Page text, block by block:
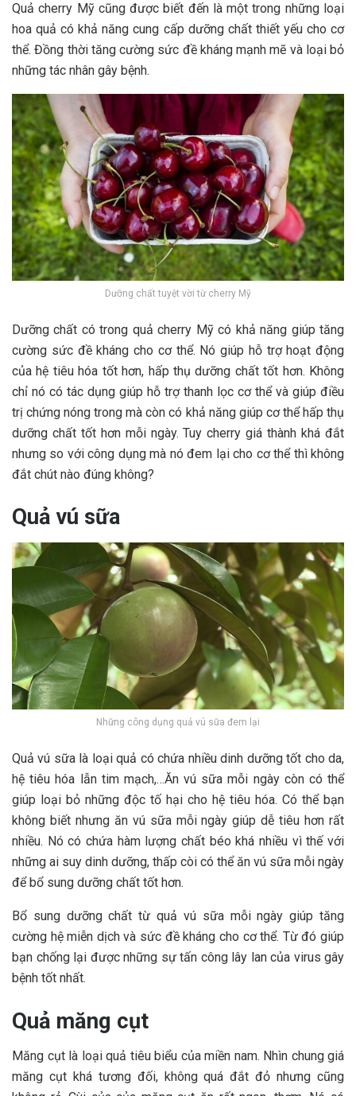
Quảcherry Mỹcũng được biết đến là một trong những loại
hoa quả có khả năng cung cấp dưỡng chất thiết yếu cho cơ
thể. Đồng thời tăng cường sức đề kháng mạnh mẽ và loại bỏ
những tác nhân gây bệnh.
Dưỡng chất tuyệt vời từ cherry Mỹ
Dưỡng chất có trong quả cherry Mỹ có khả năng giúp tăng
cường sức đề kháng cho cơ thể. Nó giúp hỗ trợ hoạt động
của hệ tiêu hóa tốt hơn, hấp thụ dưỡng chất tốt hơn. Không
chỉ nó có tác dụng giúp hỗ trợ thanh lọc cơ thể và giúp điều
trị chứng nóng trong mà còn có khả năng giúp cơ thể hấp thụ
dưỡng chất tốt hơn mỗi ngày. Tuy cherry giá thành khá đắt
nhưng so với công dụng mà nó đem lại cho cơ thể thì không
đắt chút nào đúng không?
Quả vú sữa
Những công dụng quả vú sữa đem lại
Quả vú sữa là loại quả có chứa nhiều dinh dưỡng tốt cho da,
hệ tiêu hóa lẫn tim mạch,…Ăn vú sữa mỗi ngày còn có thể
giúp loại bỏ những độc tố hại cho hệ tiêu hóa. Có thể bạn
không biết nhưng ăn vú sữa mỗi ngày giúp dễ tiêu hơn rất
nhiều. Nó có chứa hàm lượng chất béo khá nhiều vì thế với
những ai suy dinh dưỡng, thấp còi có thể ăn vú sữa mỗi ngày
để bổ sung dưỡng chất tốt hơn.
Bổ sung dưỡng chất từ quả vú sữa mỗi ngày giúp tăng
cường hệ miễn dịch và sức đề kháng cho cơ thể. Từ đó giúp
bạn chống lại được những sự tấn công lây lan của virus gây
bệnh tốt nhất.
Quả măng cụt
Măng cụt là loại quả tiêu biểu của miền nam. Nhìn chung giá
măng cụt khá tương đối, không quá đắt đỏ nhưng cũng